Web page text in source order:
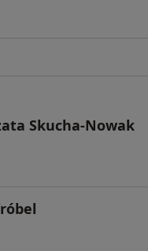
Skucha-Nowak